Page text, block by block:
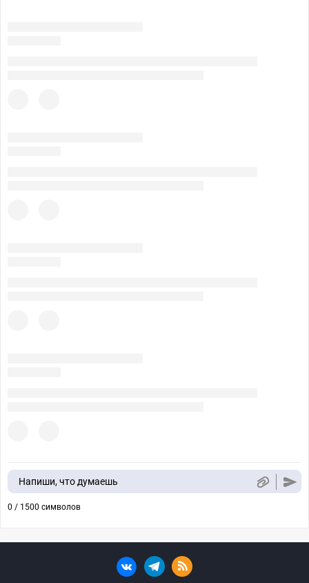
Напиши, что думаешь
0 / 1500 символов